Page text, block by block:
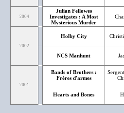
2004
Julian Fellowes
Investigates : A Most
Mysterious Murder
2002
Holby City
NCS Manhunt
2001
Bands of Brothers :
Frères d'armes
Hearts and Bones